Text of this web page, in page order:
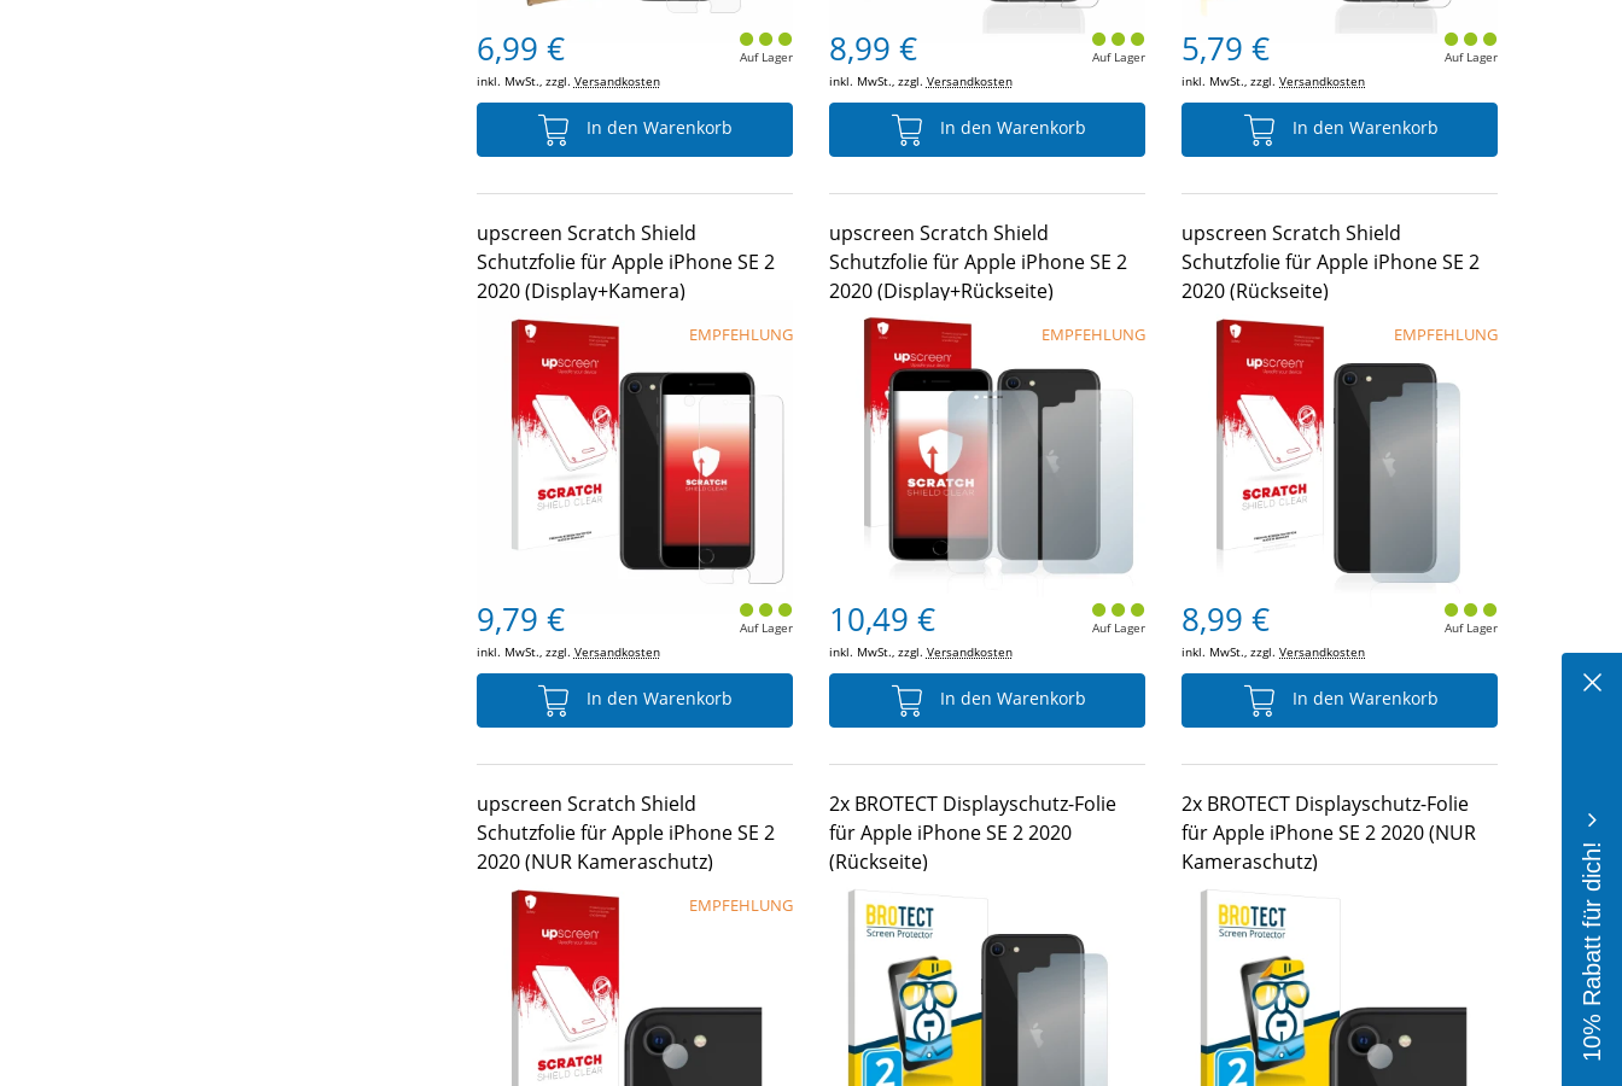
6,99 €
inkl. MwSt., zzgl. Versandkosten
Auf Lager
In den Warenkorb
8,99 €
inkl. MwSt., zzgl. Versandkosten
Auf Lager
In den Warenkorb
5,79 €
inkl. MwSt., zzgl.Versandkosten
Auf Lager
In den Warenkorb
upscreen Scratch Shield
Schutzfolie für Apple iPhone SE 2
2020 (Display+Kamera)
EMPFEHLUNG
9,79 €
inkl. MwSt., zzgl. Versandkosten
Auf Lager
In den Warenkorb
upscreen Scratch Shield
Schutzfolie für Apple iPhone SE 2
2020 (Display+Rückseite)
EMPFEHLUNG
10,49 €
inkl. MwSt., zzgl. Versandkosten
Auf Lager
In den Warenkorb
upscreen Scratch Shield
Schutzfolie für Apple iPhone SE 2
2020 (Rückseite)
EMPFEHLUNG
8,99 €
inkl. MwSt., zzgl.Versandkosten
Auf Lager
In den Warenkorb
upscreen Scratch Shield
Schutzfolie für Apple iPhone SE 2
2020 (NUR Kameraschutz)
EMPFEHLUNG
2x BROTECT Displayschutz-Folie
für Apple iPhone SE 2 2020
(Rückseite)
2x BROTECT Displayschutz-Folie
für Apple iPhone SE 2 2020 (NUR
Kameraschutz)
10% Rabatt für dich!